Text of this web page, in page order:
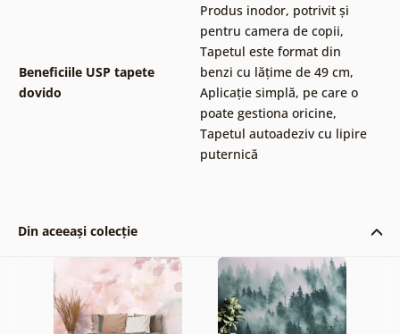
Beneficiile USP tapete
dovido
Produs inodor, potrivit și
pentru camera de copii,
Tapetul este format din
benzi cu lățime de 49 cm,
Aplicație simplă, pe care o
poate gestiona oricine,
Tapetul autoadeziv cu lipire
puternică
Din aceeași colecție